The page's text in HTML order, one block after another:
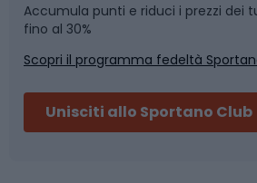
Skitouring
Pattinaggio
Accumula punti e riduci i prezzi dei
fino al 30%
Scopri il programma fedeltà
Unisciti allo Sportano Club